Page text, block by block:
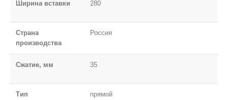
Ширина вставки 280
Страна
производства
Россия
Сжатие, мм 35
Тип прямой